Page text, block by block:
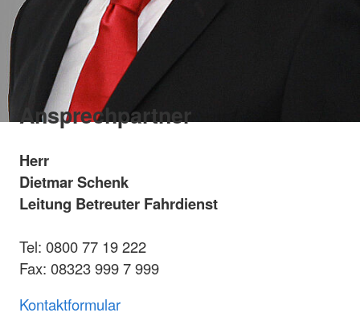
Ansprechpartner
Herr
Dietmar Schenk
Leitung Betreuter Fahrdienst
Tel: 0800 77 19 222
Fax: 08323 999 7 999
Kontaktformular